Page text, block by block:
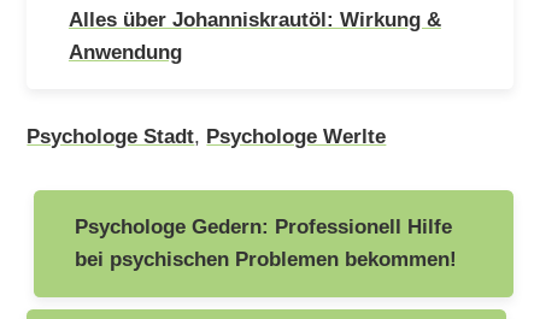
Alles über Johanniskrautöl: Wirkung &
Anwendung
Psychologe Stadt, Psychologe Werlte
Beitragsnavigation
Psychologe Gedern: Professionell Hilfe
bei psychischen Problemen bekommen!